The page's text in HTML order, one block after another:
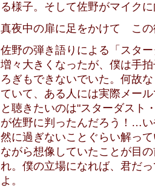
る様子。そして佐野がマイク
真夜中の扉に足をかけて この
佐野の弾き語りによる「スタ
増々大きくなったが、僕は手
ろぎもできないでいた。何故
ていて、ある人には実際メー
と聴きたいのは"スターダスト
が佐野に判ったんだろう！…
然に過ぎないことぐらい解っ
ながら想像していたことが目
れ。僕の立場になれば、君だ
よ。